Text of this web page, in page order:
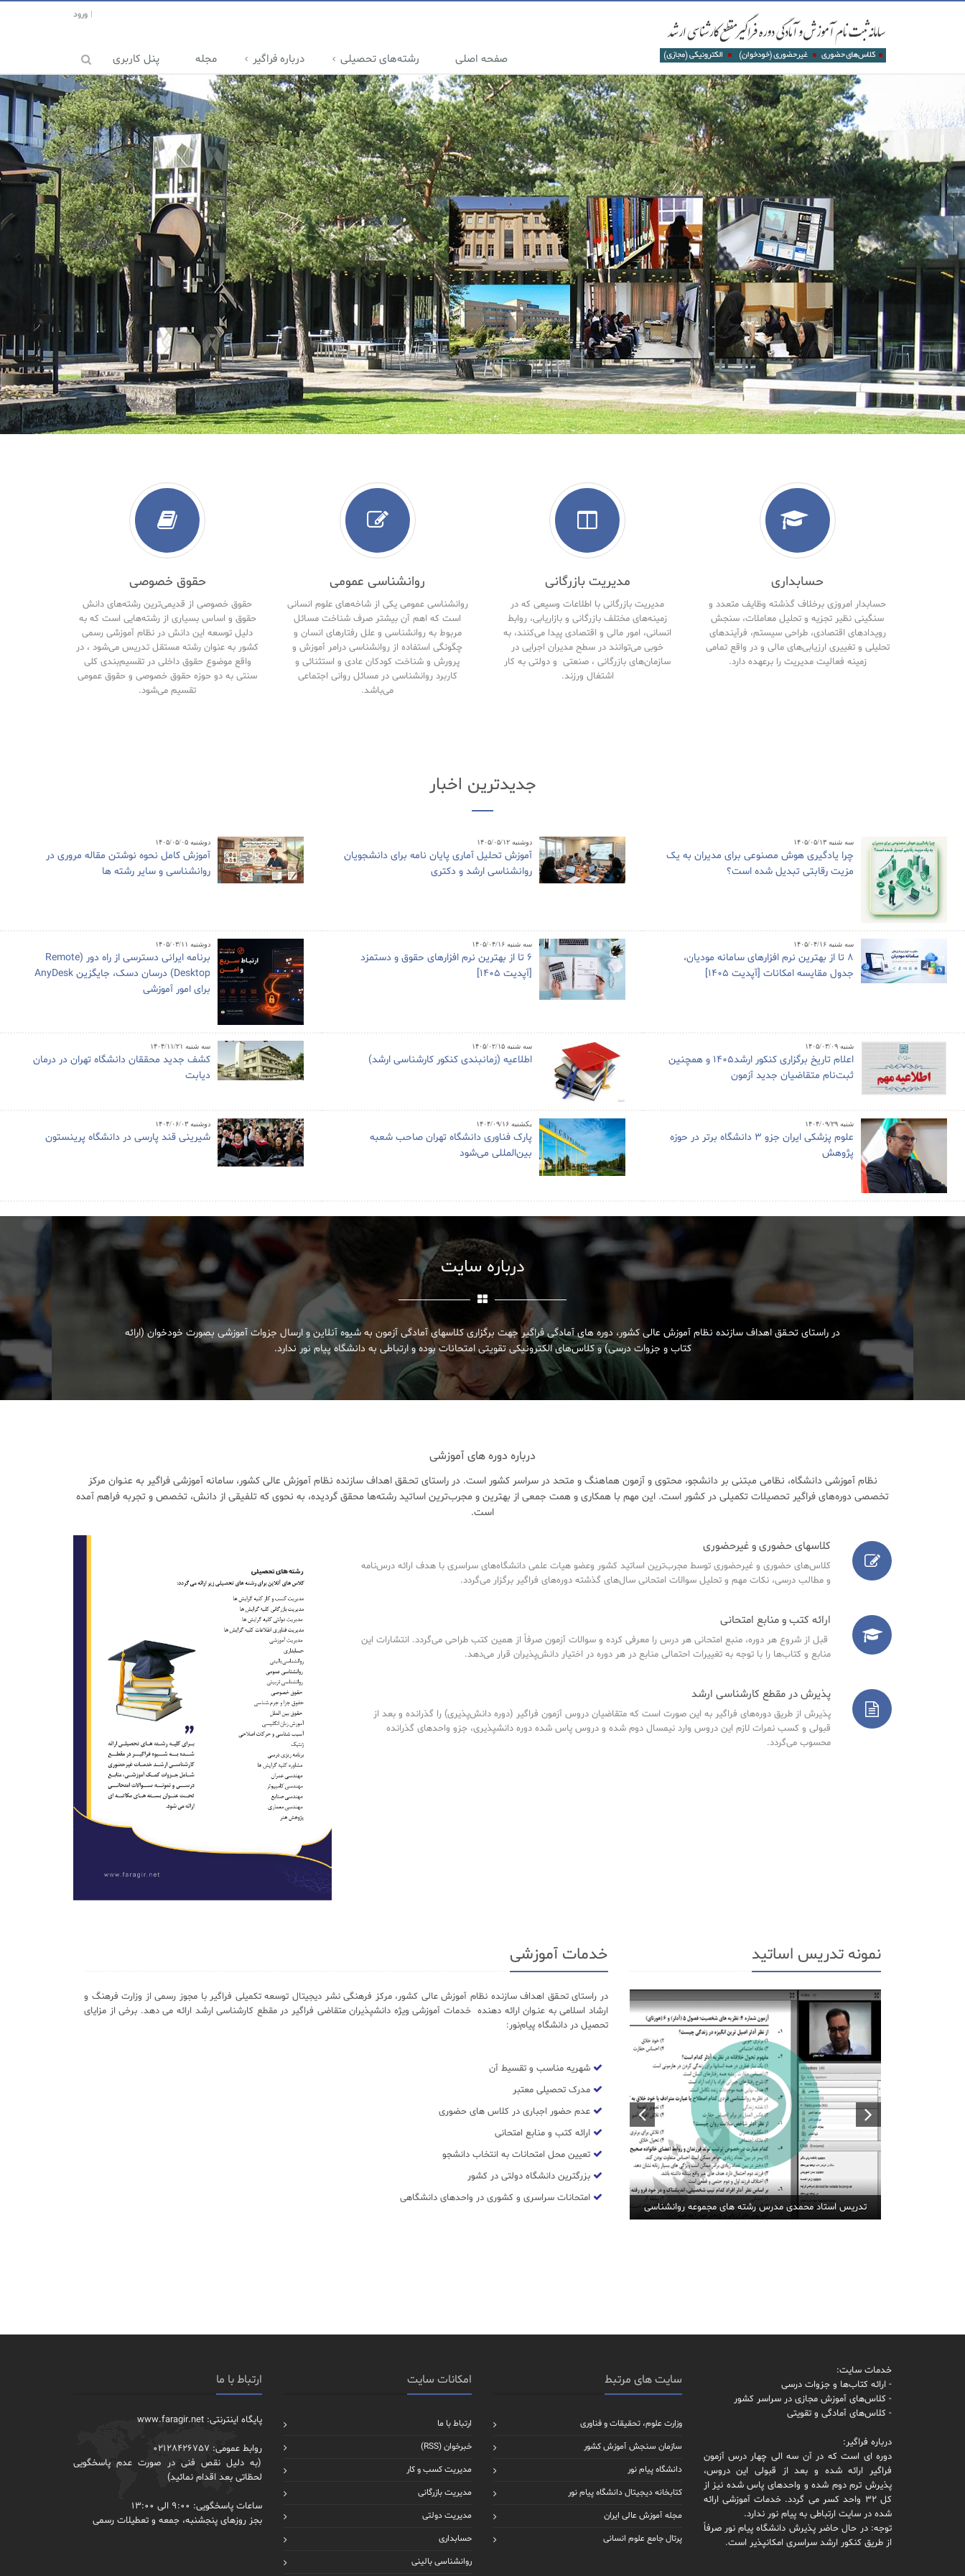
ورود
صفحه اصلی رشته‌های تحصیلی درباره فراگیر مجله پنل کاربری
حسابداری
حسابدار امروزی برخلاف گذشته وظایف متعدد و
سنگینی نظیر تجزیه و تحلیل معاملات، سنجش
رویدادهای اقتصادی، طراحی سیستم، فرآیندهای
تحلیلی و تغییری ارزیابی‌های مالی و در واقع تمامی
زمینه فعالیت مدیریت را برعهده دارد.
مدیریت بازرگانی
مدیریت بازرگانی با اطلاعات وسیعی که در
زمینه‌های مختلف بازرگانی و بازاریابی، روابط
انسانی، امور مالی و اقتصادی پیدا می‌کنند، به
خوبی می‌توانند در سطح مدیران اجرایی در
سازمان‌های بازرگانی ، صنعتی و دولتی به کار
اشتغال ورزند.
روانشناسی عمومی
روانشناسی عمومی یکی از شاخه‌های علوم انسانی
است که اهم آن بیشتر صرف شناخت مسائل
مربوط به روانشناسی و علل رفتارهای انسان و
چگونگی استفاده از روانشناسی درامر آموزش و
پرورش و شناخت کودکان عادی و استثنائی و
کاربرد روانشناسی در مسائل روانی اجتماعی
می‌باشد.
حقوق خصوصی
حقوق خصوصی از قدیمی‌ترین رشته‌های دانش
حقوق و اساس بسیاری از رشته‌هایی است که به
دلیل توسعه این دانش در نظام آموزشی رسمی
کشور به عنوان رشته مستقل تدریس می‌شود ، در
واقع موضوع حقوق داخلی در تقسیم‌بندی کلی
سنتی به دو حوزه حقوق خصوصی و حقوق‌ عمومی
تقسیم می‌شود.
جدیدترین اخبار
سه شنبه ۱۴۰۵/۰۵/۱۳
چرا یادگیری هوش مصنوعی برای مدیران به یک
مزیت رقابتی تبدیل شده است؟
دوشنبه ۱۴۰۵/۰۵/۱۲
آموزش تحلیل آماری پایان نامه برای دانشجویان
روانشناسی ارشد و دکتری
دوشنبه ۱۴۰۵/۰۵/۰۵
آموزش کامل نحوه نوشتن مقاله مروری در
روانشناسی و سایر رشته ها
سه شنبه ۱۴۰۵/۰۴/۱۶
8 تا از بهترین نرم افزارهای سامانه مودیان،
جدول مقایسه امکانات [آپدیت 1405]
سه شنبه ۱۴۰۵/۰۴/۱۶
6 تا از بهترین نرم افزارهای حقوق و دستمزد
[آپدیت 1405]
دوشنبه ۱۴۰۵/۰۳/۱۱
برنامه ایرانی دسترسی از راه دور (Remote
Desktop) درسان دسک، جایگزین AnyDesk
برای امور آموزشی
شنبه ۱۴۰۵/۰۳/۰۹
اعلام تاریخ برگزاری کنکور ارشد1405 و همچنین
ثبت‌نام متقاضیان جدید آزمون
سه شنبه ۱۴۰۵/۰۲/۱۵
اطلاعیه (زمانبندی کنکور کارشناسی ارشد)
سه شنبه ۱۴۰۴/۱۱/۲۱
کشف جدید محققان دانشگاه تهران در درمان
دیابت
شنبه ۱۴۰۴/۰۹/۲۹
علوم پزشکی ایران جزو ۳ دانشگاه برتر در حوزه
پژوهش
یکشنبه ۱۴۰۴/۰۹/۱۶
پارک فناوری دانشگاه تهران صاحب شعبه
بین‌المللی می‌شود
دوشنبه ۱۴۰۴/۰۶/۰۳
شیرینی قند پارسی در دانشگاه پرینستون
درباره سایت
در راستای تحـقق اهداف سازنده نظام آموزش عالی کشور، دوره های آمادگی فراگیر جهت برگزاری کلاسهای آمادگی آزمون به شیوه آنلاین و ارسال جزوات آموزشی بصورت خودخوان (ارائه
کتاب و جزوات درسی) و کلاس‌های الکترونیکی تقویتی امتحانات بوده و ارتباطی به دانشگاه پیام نور ندارد.
درباره دوره های آموزشی
نظام آموزشی دانشگاه، نظامی مبتنی بر دانشجو، محتوی و آزمون هماهنگ و متحد در سراسر کشور است. در راستای تحـقق اهداف سازنده نظام آموزش عالی کشور، سامانه آموزشی فراگیر به عنـوان مرکز
تخصصی دوره‌های فراگیر تحصیلات تکمیلی در کشور است. این مهم با همکاری و همت جمعی از بهترین و مجرب‌ترین اساتید رشته‌ها محقق گردیده، به نحوی که تلفیقی از دانش، تخصص و تجربه فراهم آمده
است.
کلاسهای حضوری و غیرحضوری
کلاس‌های حضوری و غیرحضوری توسط مجرب‌ترین اساتید کشور وعضو هیات علمی دانشگاه‌های سراسری با هدف ارائه درس‌نامه‌
و مطالب درسی، نکات مهم و تحلیل سوالات امتحانی سال‌های گذشته دوره‌های فراگیر برگزار می‌گردد.
ارائه کتب و منابع امتحانی
قبل از شروع هر دوره، منبع امتحانی هر درس را معرفی کرده و سوالات آزمون صرفاً از همین کتب طراحی می‌گردد. انتشارات این
منابع و کتاب‌ها را با توجه به تغییرات احتمالی منابع در هر دوره در اختیار دانش‌پذیران قرار می‌دهد.
پذیرش در مقطع کارشناسی ارشد
پذیرش از طریق دوره‌های فراگیر به این صورت است که متقاضیان دروس آزمون فراگیر (دوره دانش‌پذیری) را گذرانده و بعد از
قبولی و کسب نمرات لازم این دروس وارد نیمسال دوم شده و دروس پاس شده دوره دانشپذیری، جزو واحدهای گذرانده
محسوب می‌گردد.
نمونه تدریس اساتید
تدریس استاد محمدی مدرس رشته های مجموعه روانشناسی
خدمات آموزشی
در راستای تحـقق اهداف سازنده نظام آموزش عالی کشور، مرکز فرهنگی نشر دیجیتال توسعه تکمیلی فراگیر با مجوز رسمی از وزارت فرهنگ و
ارشاد اسلامی به عنـوان ارائه دهنده خدمات آموزشی ویژه دانشپذیران متقاضی فراگیر در مقطع کارشناسی ارشد ارائه می دهد. برخی از مزایای
تحصیل در دانشگاه پیام‌نور:
شهریه مناسب و تقسیط آن
مدرک تحصیلی معتبر
عدم حضور اجباری در کلاس های حضوری
ارائه کتب و منابع امتحانی
تعیین محل امتحانات به انتخاب دانشجو
بزرگترین دانشگاه دولتی در کشور
امتحانات سراسری و کشوری در واحدهای دانشگاهی
خدمات سایت:
- ارائه کتاب‌ها و جزوات درسی
- کلاس‌های آموزش مجازی در سراسر کشور
- کلاس‌های آمادگی و تقویتی
درباره فراگیر:
دوره ای است که در آن سه الی چهار درس آزمون
فراگیر ارائه شده و بعد از قبولی این دروس،
پذیرش ترم دوم شده و واحدهای پاس شده نیز از
کل 32 واحد کسر می گردد. خدمات آموزشی ارائه
شده در سایت ارتباطی به پیام نور ندارد.
توجه: در حال حاضر پذیرش دانشگاه پیام نور صرفاً
از طریق کنکور ارشد سراسری امکانپذیر است.
سایت های مرتبط
وزارت علوم، تحقیقات و فناوری
سازمان سنجش آموزش کشور
دانشگاه پیام نور
کتابخانه دیجیتال دانشگاه پیام نور
مجله آموزش عالی ایران
پرتال جامع علوم انسانی
امکانات سایت
ارتباط با ما
خبرخوان (RSS)
مدیریت کسب و کار
مدیریت بازرگانی
مدیریت دولتی
حسابداری
روانشناسی بالینی
ارتباط با ما
پایگاه اینترنتی: www.faragir.net
روابط عمومی: 02128426757
(به دلیل نقص فنی در صورت عدم پاسخگویی
لحظاتی بعد اقدام نمائید)
ساعات پاسخگویی: 9:00 الی 13:00
بجز روزهای پنجشنبه، جمعه و تعطیلات رسمی